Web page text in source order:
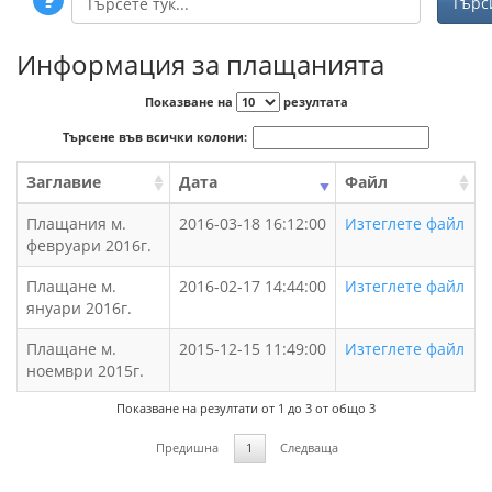
Информация за плащанията
Показване на резултата
Търсене във всички колони:
Заглавие Дата
Файл
Плащания м.
февруари 2016г.
2016-03-18 16:12:00 Изтеглете файл
Плащане м.
януари 2016г.
2016-02-17 14:44:00 Изтеглете файл
Плащане м.
ноември 2015г.
2015-12-15 11:49:00 Изтеглете файл
Показване на резултати от 1 до 3 от общо 3
Предишна 1 Следваща